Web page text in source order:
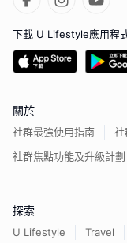
下載 U Lifestyle應用程
關於
社群最強使用指南
社
社群焦點功能及升級計劃
探索
U Lifestyle Travel